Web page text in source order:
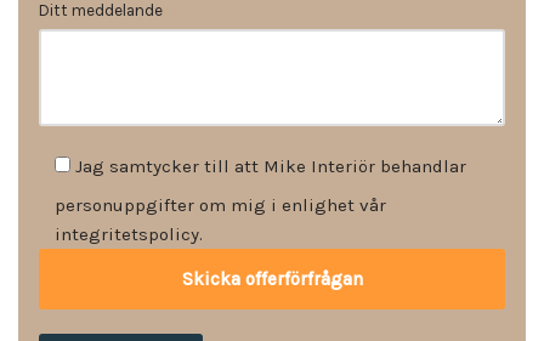
Ditt meddelande
Jag samtycker till att Mike Interiör behandlar
personuppgifter om mig i enlighet vår
integritetspolicy.